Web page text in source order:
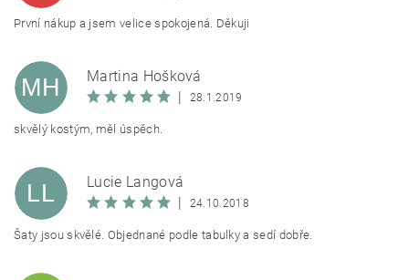
První nákup a jsem velice spokojená. Děkuji
MH
Martina Hošková
28.1.2019
skvělý kostým, měl úspěch.
LL
Lucie Langová
24.10.2018
Šaty jsou skvělé. Objednané podle tabulky a sedí dobře.